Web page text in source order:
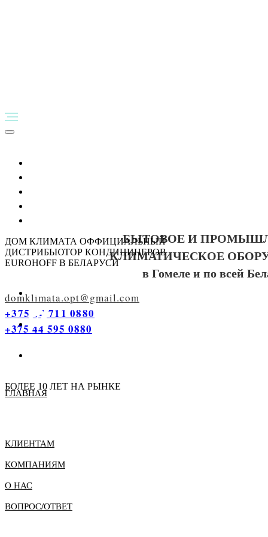
БЫТОВОЕ И
КЛИМАТИЧЕСКОЕ
в Гомеле и по всей
domklimata.opt@gmail.com
+375 44 711 0880
+375 44 595 0880
ГЛАВНАЯ
КЛИЕНТАМ
КОМПАНИЯМ
О НАС
ВОПРОС/ОТВЕТ
ДОМ КЛИМАТА ОФФИЦИАЛЬНЫЙ
ДИСТРИБЬЮТОР КОНДИЦИНЕРОВ
EUROHOFF В БЕЛАРУСИ
БОЛЕЕ 10 ЛЕТ НА РЫНКЕ